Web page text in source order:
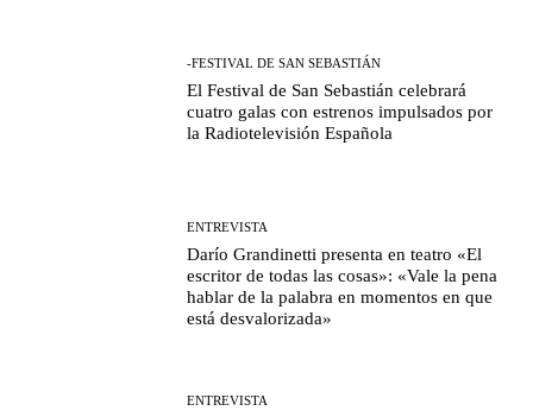
-FESTIVAL DE SAN SEBASTIÁN
El Festival de San Sebastián celebrará
cuatro galas con estrenos impulsados por
la Radiotelevisión Española
ENTREVISTA
Darío Grandinetti presenta en teatro «El
escritor de todas las cosas»: «Vale la pena
hablar de la palabra en momentos en que
está desvalorizada»
ENTREVISTA